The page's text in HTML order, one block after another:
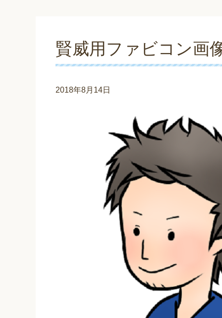
賢威用ファビコン画
2018年8月14日